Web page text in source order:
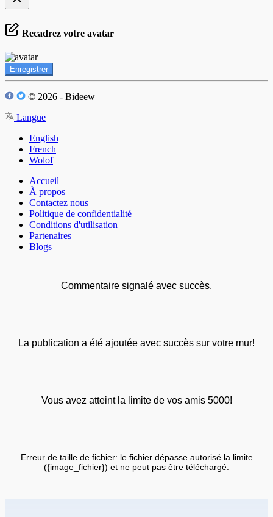
Recadrez votre avatar
Enregistrer
© 2026 - Bideew
Langue
English
French
Wolof
Accueil
À propos
Contactez nous
Politique de confidentialité
Conditions d'utilisation
Partenaires
Blogs
Commentaire signalé avec succès.
La publication a été ajoutée avec succès sur votre mur!
Vous avez atteint la limite de vos amis 5000!
Erreur de taille de fichier: le fichier dépasse autorisé la limite
({image_fichier}) et ne peut pas être téléchargé.